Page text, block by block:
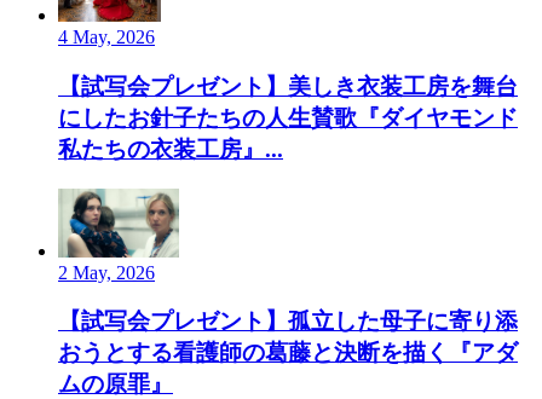
4 May, 2026
【試写会プレゼント】美しき衣装工房を舞台
にしたお針子たちの人生賛歌『ダイヤモンド
私たちの衣装工房』...
2 May, 2026
【試写会プレゼント】孤立した母子に寄り添
おうとする看護師の葛藤と決断を描く『アダ
ムの原罪』